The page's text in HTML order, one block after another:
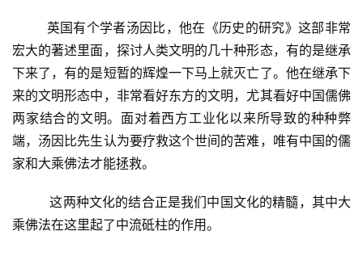
乐
菩
提
专
题
益
英国有个学者汤因比，他在《历史的研究》这部非常
宏大的著述里面，探讨人类文明的几十种形态，有的是继承
下来了，有的是短暂的辉煌一下马上就灭亡了。他在继承下
来的文明形态中，非常看好东方的文明，尤其看好中国儒佛
两家结合的文明。面对着西方工业化以来所导致的种种弊
端，汤因比先生认为要疗救这个世间的苦难，唯有中国的儒
家和大乘佛法才能拯救。
这两种文化的结合正是我们中国文化的精髓，其中大
乘佛法在这里起了中流砥柱的作用。